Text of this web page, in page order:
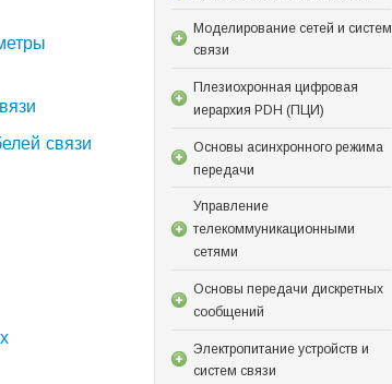
связи
Моделирование сетей и систем
связи
Плезиохронная цифровая
иерархия PDH (ПЦИ)
Основы асинхронного режима
передачи
Управление
телекоммуникационными
сетями
Основы передачи дискретных
сообщений
Электропитание устройств и
систем связи